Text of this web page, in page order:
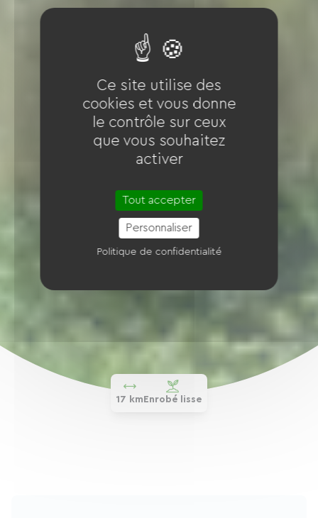
17 km Enrobé lisse
Ce site utilise des
cookies et vous donne
le contrôle sur ceux
que vous souhaitez
activer
Tout accepter
Personnaliser
Politique de confidentialité